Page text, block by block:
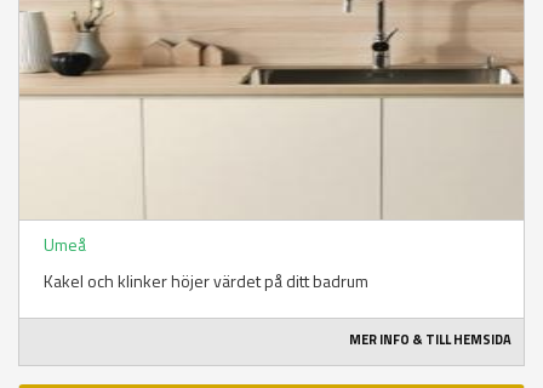
Umeå
Kakel och klinker höjer värdet på ditt badrum
MER INFO & TILL HEMSIDA